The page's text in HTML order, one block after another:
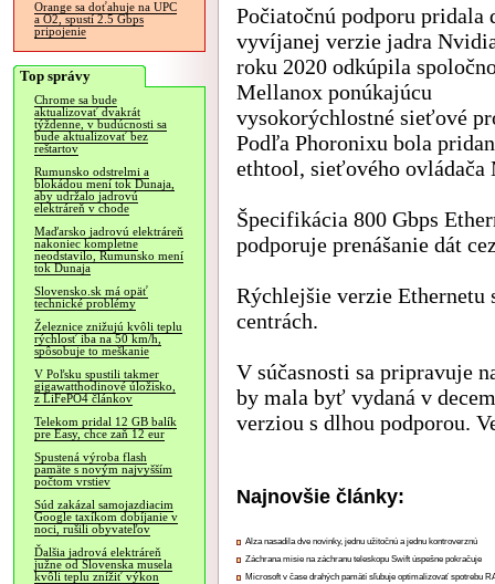
Orange sa doťahuje na UPC
a O2, spustí 2.5 Gbps
pripojenie
Top správy
Chrome sa bude
aktualizovať dvakrát
týždenne, v budúcnosti sa
bude aktualizovať bez
reštartov
Rumunsko odstrelmi a
blokádou mení tok Dunaja,
aby udržalo jadrovú
elektráreň v chode
Maďarsko jadrovú elektráreň
nakoniec kompletne
neodstavilo, Rumunsko mení
tok Dunaja
Slovensko.sk má opäť
technické problémy
Železnice znižujú kvôli teplu
rýchlosť iba na 50 km/h,
spôsobuje to meškanie
V Poľsku spustili takmer
gigawatthodinové úložisko,
z LiFePO4 článkov
Telekom pridal 12 GB balík
pre Easy, chce zaň 12 eur
Spustená výroba flash
pamäte s novým najvyšším
počtom vrstiev
Súd zakázal samojazdiacim
Google taxíkom dobíjanie v
noci, rušili obyvateľov
Ďalšia jadrová elektráreň
južne od Slovenska musela
kvôli teplu znížiť výkon
Počiatočnú podporu pridala
vyvíjanej verzie jadra
roku 2020 odkúpila
Mellanox ponúkajúcu
vysokorýchlostné sieťové
Podľa Phoronixu bola
ethtool, sieťového
Špecifikácia 800 Gbps
podporuje prenášanie dát
Rýchlejšie verzie Ethernetu
centrách.
V súčasnosti sa pripravuje
by mala byť vydaná v
verziou s dlhou podporou.
Najnovšie články:
Alza nasadila dve novinky, jednu užitočnú a jednu kontroverznú
Záchrana misie na záchranu teleskopu Swift úspešne pokračuje
Microsoft v čase drahých pamätí sľubuje optimalizovať spotrebu